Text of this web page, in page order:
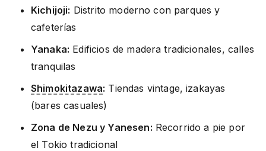
Kichijoji: Distrito moderno con parques y
cafeterías
Yanaka: Edificios de madera tradicionales, calles
tranquilas
Shimokitazawa: Tiendas vintage, izakayas
(bares casuales)
Zona de Nezu y Yanesen: Recorrido a pie por
el Tokio tradicional